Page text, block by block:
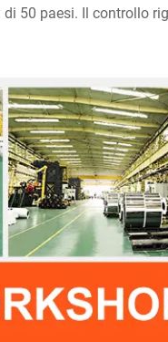
50 paesi. Il controllo